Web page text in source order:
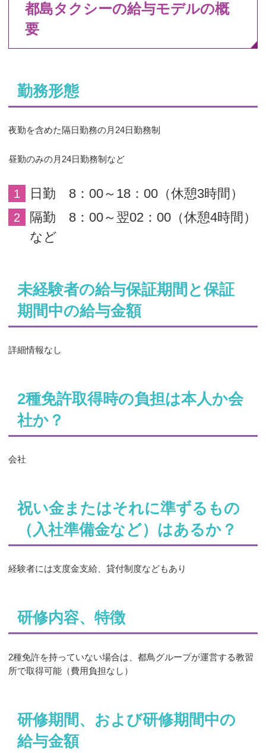
都島タクシーの給与モデルの概
要
勤務形態
夜勤を含めた隔日勤務の月24日勤務制
昼勤のみの月24日勤務制など
日勤 8：00～18：00（休憩3時間）
隔勤 8：00～翌02：00（休憩4時間）
など
未経験者の給与保証期間と保証
期間中の給与金額
詳細情報なし
2種免許取得時の負担は本人か会
社か？
会社
祝い金またはそれに準ずるもの
（入社準備金など）はあるか？
経験者には支度金支給、貸付制度などもあり
研修内容、特徴
2種免許を持っていない場合は、都鳥グループが運営する教習
所で取得可能（費用負担なし）
研修期間、および研修期間中の
給与金額